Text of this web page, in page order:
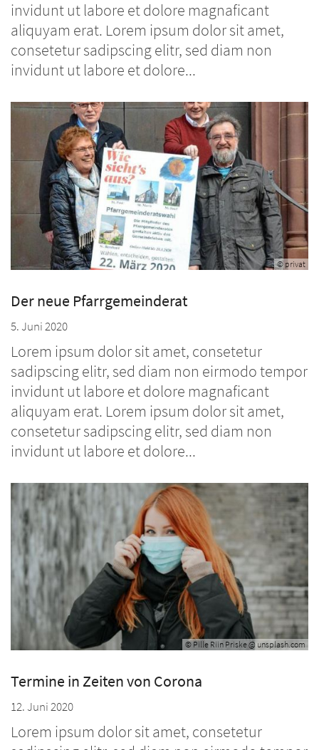
invidunt ut labore et dolore magnaficant
aliquyam erat. Lorem ipsum dolor sit amet,
consetetur sadipscing elitr, sed diam non
invidunt ut labore et dolore...
© privat
Der neue Pfarrgemeinderat
5. Juni 2020
Lorem ipsum dolor sit amet, consetetur
sadipscing elitr, sed diam non eirmodo tempor
invidunt ut labore et dolore magnaficant
aliquyam erat. Lorem ipsum dolor sit amet,
consetetur sadipscing elitr, sed diam non
invidunt ut labore et dolore...
© Pille Riin Priske @ unsplash.com
Termine in Zeiten von Corona
12. Juni 2020
Lorem ipsum dolor sit amet, consetetur